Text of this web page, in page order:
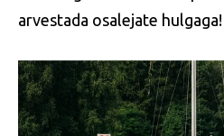
arvestada osalejate hulgaga!